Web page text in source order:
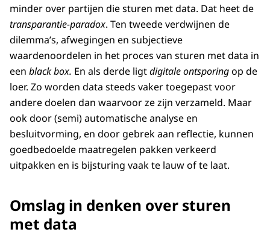
minder over partijen die sturen met data. Dat heet de
transparantie-paradox. Ten tweede verdwijnen de
dilemma’s, afwegingen en subjectieve
waardenoordelen in het proces van sturen met data in
een black box. En als derde ligtdigitale ontsporingop de
loer. Zo worden data steeds vaker toegepast voor
andere doelen dan waarvoor ze zijn verzameld. Maar
ook door (semi) automatische analyse en
besluitvorming, en door gebrek aan reflectie, kunnen
goedbedoelde maatregelen pakken verkeerd
uitpakken en is bijsturing vaak te lauw of te laat.
Omslag in denken over sturen
met data